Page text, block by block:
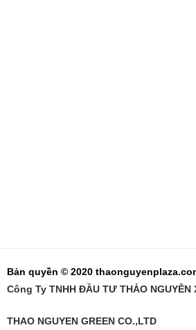
Bản quyền © 2020
Công Ty TNHH ĐẦU TƯ THẢO NGUYÊN
THAO NGUYEN GREEN CO.,LTD